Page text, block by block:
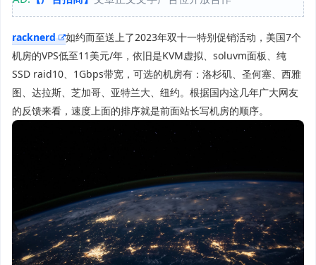
racknerd
如约而至送上了2023年双十一特别促销活动，美国7个
机房的VPS低至11美元/年，依旧是KVM虚拟、soluvm面板、纯
SSD raid10、1Gbps带宽，可选的机房有：洛杉矶、圣何塞、西雅
图、达拉斯、芝加哥、亚特兰大、纽约。根据国内这几年广大网友
的反馈来看，速度上面的排序就是前面站长写机房的顺序。